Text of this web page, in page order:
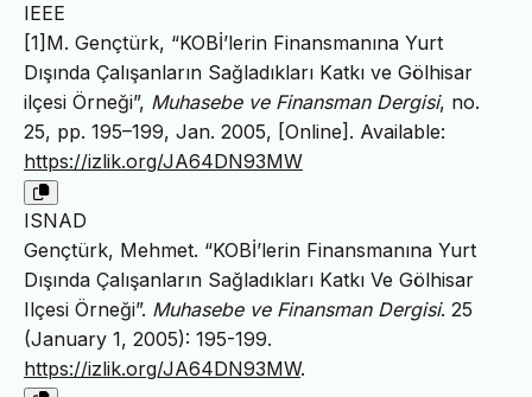
IEEE
[1]M. Gençtürk, “KOBİ’lerin Finansmanına Yurt
Dışında Çalışanların Sağladıkları Katkı ve Gölhisar
ilçesi Örneği”, Muhasebe ve Finansman Dergisi, no.
25, pp. 195–199, Jan. 2005, [Online]. Available:
https://izlik.org/JA64DN93MW
ISNAD
Gençtürk, Mehmet. “KOBİ’lerin Finansmanına Yurt
Dışında Çalışanların Sağladıkları Katkı Ve Gölhisar
Ilçesi Örneği”. Muhasebe ve Finansman Dergisi. 25
(January 1, 2005): 195-199.
https://izlik.org/JA64DN93MW.